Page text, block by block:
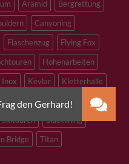
Aramid
Bergrettung
Canyoning
Flaschenzug
Flying Fox
Höhenarbeiten
Inox Kevlar
Kletterhalle
M12 Notfall
PLX
Skitouren
Slacklining
Bridge
Titan